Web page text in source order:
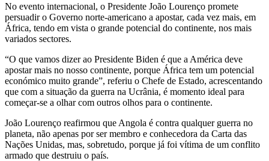
No evento internacional, o Presidente João Lourenço promete
persuadir o Governo norte-americano a apostar, cada vez mais, em
África, tendo em vista o grande potencial do continente, nos mais
variados sectores.
“O que vamos dizer ao Presidente Biden é que a América deve
apostar mais no nosso continente, porque África tem um potencial
económico muito grande”, referiu o Chefe de Estado, acrescentando
que com a situação da guerra na Ucrânia, é momento ideal para
começar-se a olhar com outros olhos para o continente.
João Lourenço reafirmou que Angola é contra qualquer guerra no
planeta, não apenas por ser membro e conhecedora da Carta das
Nações Unidas, mas, sobretudo, porque já foi vítima de um conflito
armado que destruiu o país.